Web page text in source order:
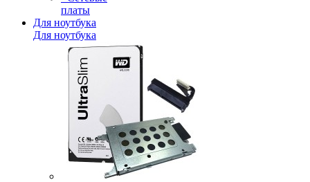
платы
Для ноутбука
Для ноутбука